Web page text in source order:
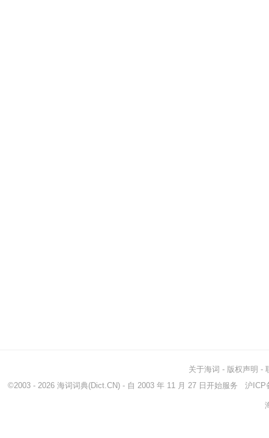
关于海词 - 版权声明 -
©2003 - 2026 海词词典(Dict.CN) - 自 2003 年 11 月 27 日开始服务 沪ICP